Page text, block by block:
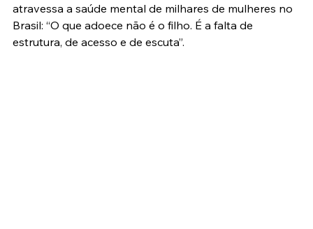
atravessa a saúde mental de milhares de mulheres no
Brasil: “O que adoece não é o filho. É a falta de
estrutura, de acesso e de escuta”.